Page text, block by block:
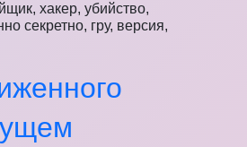
хакер, убийство,
секретно, гру, версия,